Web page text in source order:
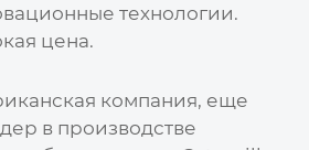
технологии.
цена.
компания, еще
в производстве